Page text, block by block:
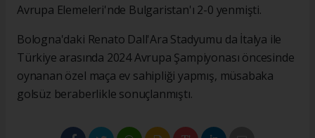
Avrupa Elemeleri'nde Bulgaristan'ı 2-0 yenmişti.
Bologna'daki Renato Dall'Ara Stadyumu da İtalya ile
Türkiye arasında 2024 Avrupa Şampiyonası öncesinde
oynanan özel maça ev sahipliği yapmış, müsabaka
golsüz beraberlikle sonuçlanmıştı.